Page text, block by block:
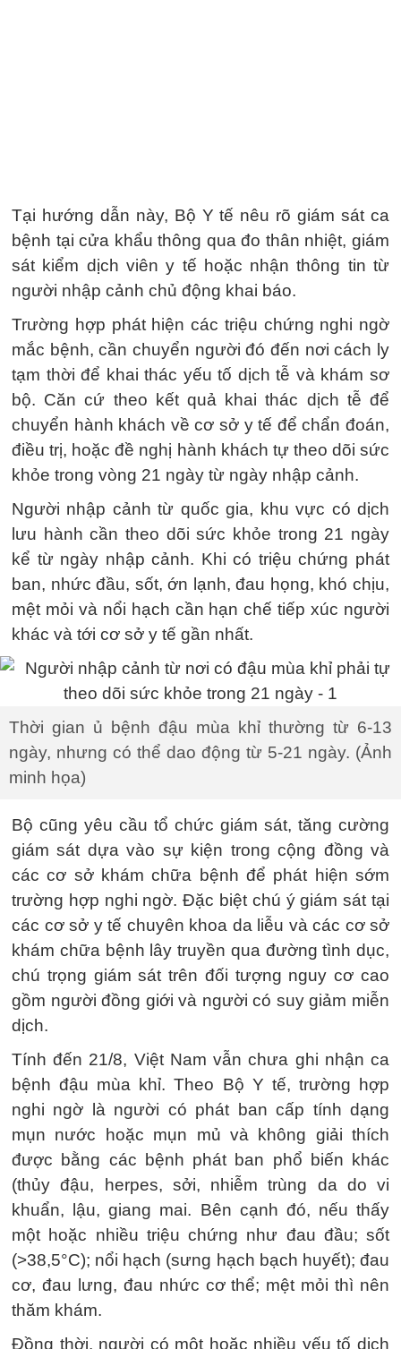
Tại hướng dẫn này, Bộ Y tế nêu rõ giám sát ca
bệnh tại cửa khẩu thông qua đo thân nhiệt, giám
sát kiểm dịch viên y tế hoặc nhận thông tin từ
người nhập cảnh chủ động khai báo.
Trường hợp phát hiện các triệu chứng nghi ngờ
mắc bệnh, cần chuyển người đó đến nơi cách ly
tạm thời để khai thác yếu tố dịch tễ và khám sơ
bộ. Căn cứ theo kết quả khai thác dịch tễ để
chuyển hành khách về cơ sở y tế để chẩn đoán,
điều trị, hoặc đề nghị hành khách tự theo dõi sức
khỏe trong vòng 21 ngày từ ngày nhập cảnh.
Người nhập cảnh từ quốc gia, khu vực có dịch
lưu hành cần theo dõi sức khỏe trong 21 ngày
kể từ ngày nhập cảnh. Khi có triệu chứng phát
ban, nhức đầu, sốt, ớn lạnh, đau họng, khó chịu,
mệt mỏi và nổi hạch cần hạn chế tiếp xúc người
khác và tới cơ sở y tế gần nhất.
Thời gian ủ bệnh đậu mùa khỉ thường từ 6-13
ngày, nhưng có thể dao động từ 5-21 ngày. (Ảnh
minh họa)
Bộ cũng yêu cầu tổ chức giám sát, tăng cường
giám sát dựa vào sự kiện trong cộng đồng và
các cơ sở khám chữa bệnh để phát hiện sớm
trường hợp nghi ngờ. Đặc biệt chú ý giám sát tại
các cơ sở y tế chuyên khoa da liễu và các cơ sở
khám chữa bệnh lây truyền qua đường tình dục,
chú trọng giám sát trên đối tượng nguy cơ cao
gồm người đồng giới và người có suy giảm miễn
dịch.
Tính đến 21/8, Việt Nam vẫn chưa ghi nhận ca
bệnh đậu mùa khỉ. Theo Bộ Y tế, trường hợp
nghi ngờ là người có phát ban cấp tính dạng
mụn nước hoặc mụn mủ và không giải thích
được bằng các bệnh phát ban phổ biến khác
(thủy đậu, herpes, sởi, nhiễm trùng da do vi
khuẩn, lậu, giang mai. Bên cạnh đó, nếu thấy
một hoặc nhiều triệu chứng như đau đầu; sốt
(>38,5°C); nổi hạch (sưng hạch bạch huyết); đau
cơ, đau lưng, đau nhức cơ thể; mệt mỏi thì nên
thăm khám.
Đồng thời, người có một hoặc nhiều yếu tố dịch